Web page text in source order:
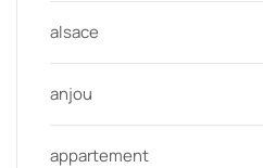
alsace
anjou
appartement